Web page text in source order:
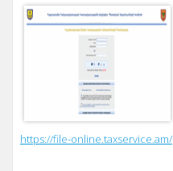
https://file-